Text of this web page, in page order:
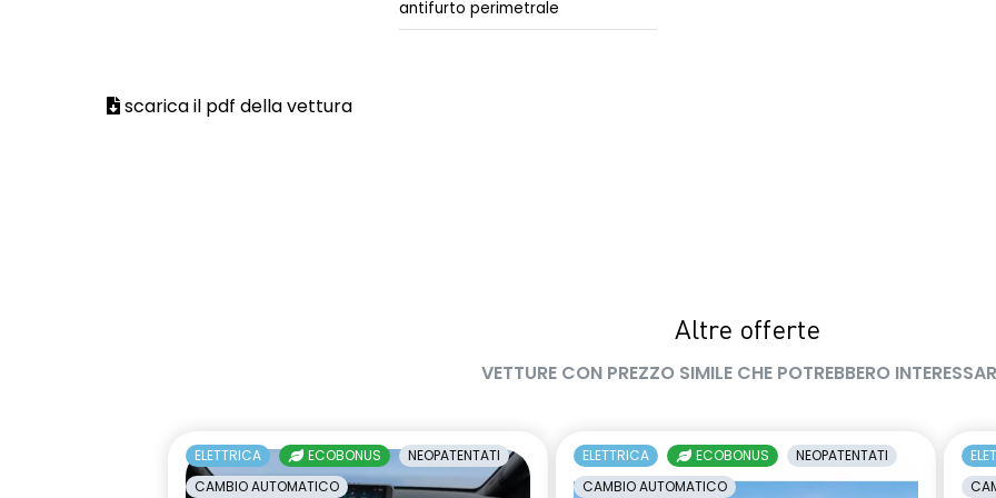
antifurto perimetrale
scarica il pdf della vettura
Altre offerte
VETTURE CON PREZZO SIMILE CHE POTREBBERO
ELETTRICA ECOBONUS
NEOPATENTATI
CAMBIO AUTOMATICO
ELETTRICA ECOBONUS
NEOPATENTATI
CAMBIO AUTOMATICO